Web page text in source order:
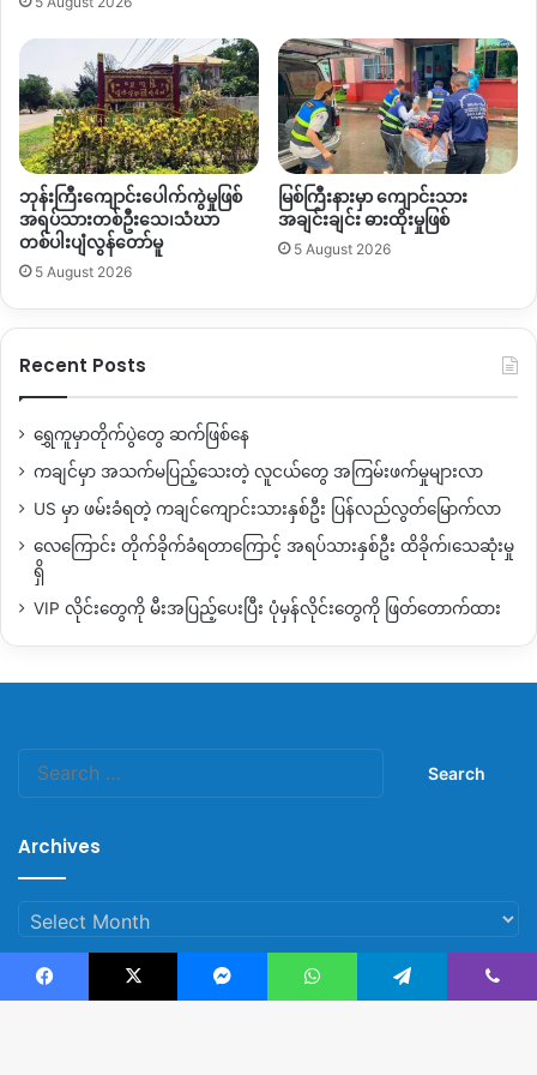
ဘုန်းကြီးကျောင်းပေါက်ကွဲမှုဖြစ်
အရပ်သားတစ်ဦးသေ၊သံဃာ
တစ်ပါးပျံလွန်တော်မူ
5 August 2026
မြစ်ကြီးနားမှာ ကျောင်းသား
အချင်းချင်း ဓားထိုးမှုဖြစ်
5 August 2026
Recent Posts
ရွှေကူမှာတိုက်ပွဲတွေ ဆက်ဖြစ်နေ
ကချင်မှာ အသက်မပြည့်သေးတဲ့ လူငယ်တွေ အကြမ်းဖက်မှုများလာ
US မှာ ဖမ်းခံရတဲ့ ကချင်ကျောင်းသားနှစ်ဦး ပြန်လည်လွတ်မြောက်လာ
လေကြောင်း တိုက်ခိုက်ခံရတာကြောင့် အရပ်သားနှစ်ဦး ထိခိုက်၊သေဆုံးမှု
ရှိ
VIP လိုင်းတွေကို မီးအပြည့်ပေးပြီး ပုံမှန်လိုင်းတွေကို ဖြတ်တောက်ထား
Archives
Archives
Facebook X Messenger WhatsApp Telegram Viber